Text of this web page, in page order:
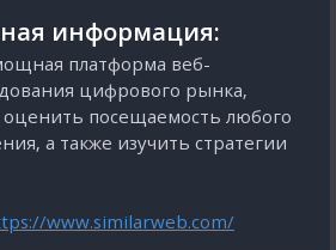
информация:
платформа веб-
цифрового рынка,
оценить посещаемость любого
а также изучить стратегии
www.similarweb.com/